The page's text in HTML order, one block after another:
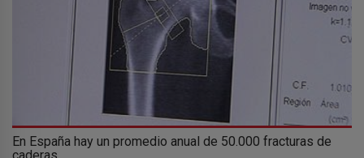
En España hay un promedio anual de 50.000 fracturas de